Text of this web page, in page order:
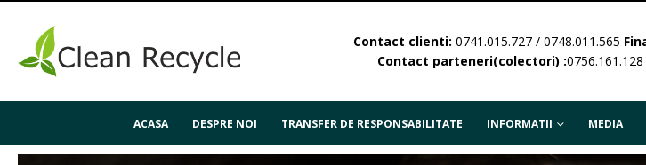
Contact clienti: 0741.015.727 / 0748.011.565
Contact parteneri(colectori) :
ACASA DESPRE NOI TRANSFER DE RESPONSABILITATE INFORMATII MEDIA